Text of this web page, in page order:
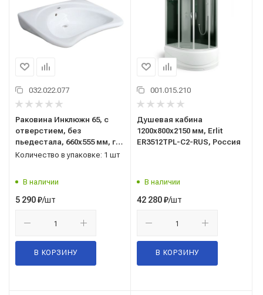
032.022.077
Раковина Инклюжн 65, с
отверстием, без
пьедестала, 660x555 мм, г.
Минск, Беларусь
Количество в упаковке: 1 шт
В наличии
5 290₽/шт
В КОРЗИНУ
001.015.210
Душевая кабина
1200x800x2150 мм, Erlit
ER3512TPL-C2-RUS, Россия
В наличии
42 280₽/шт
В КОРЗИНУ